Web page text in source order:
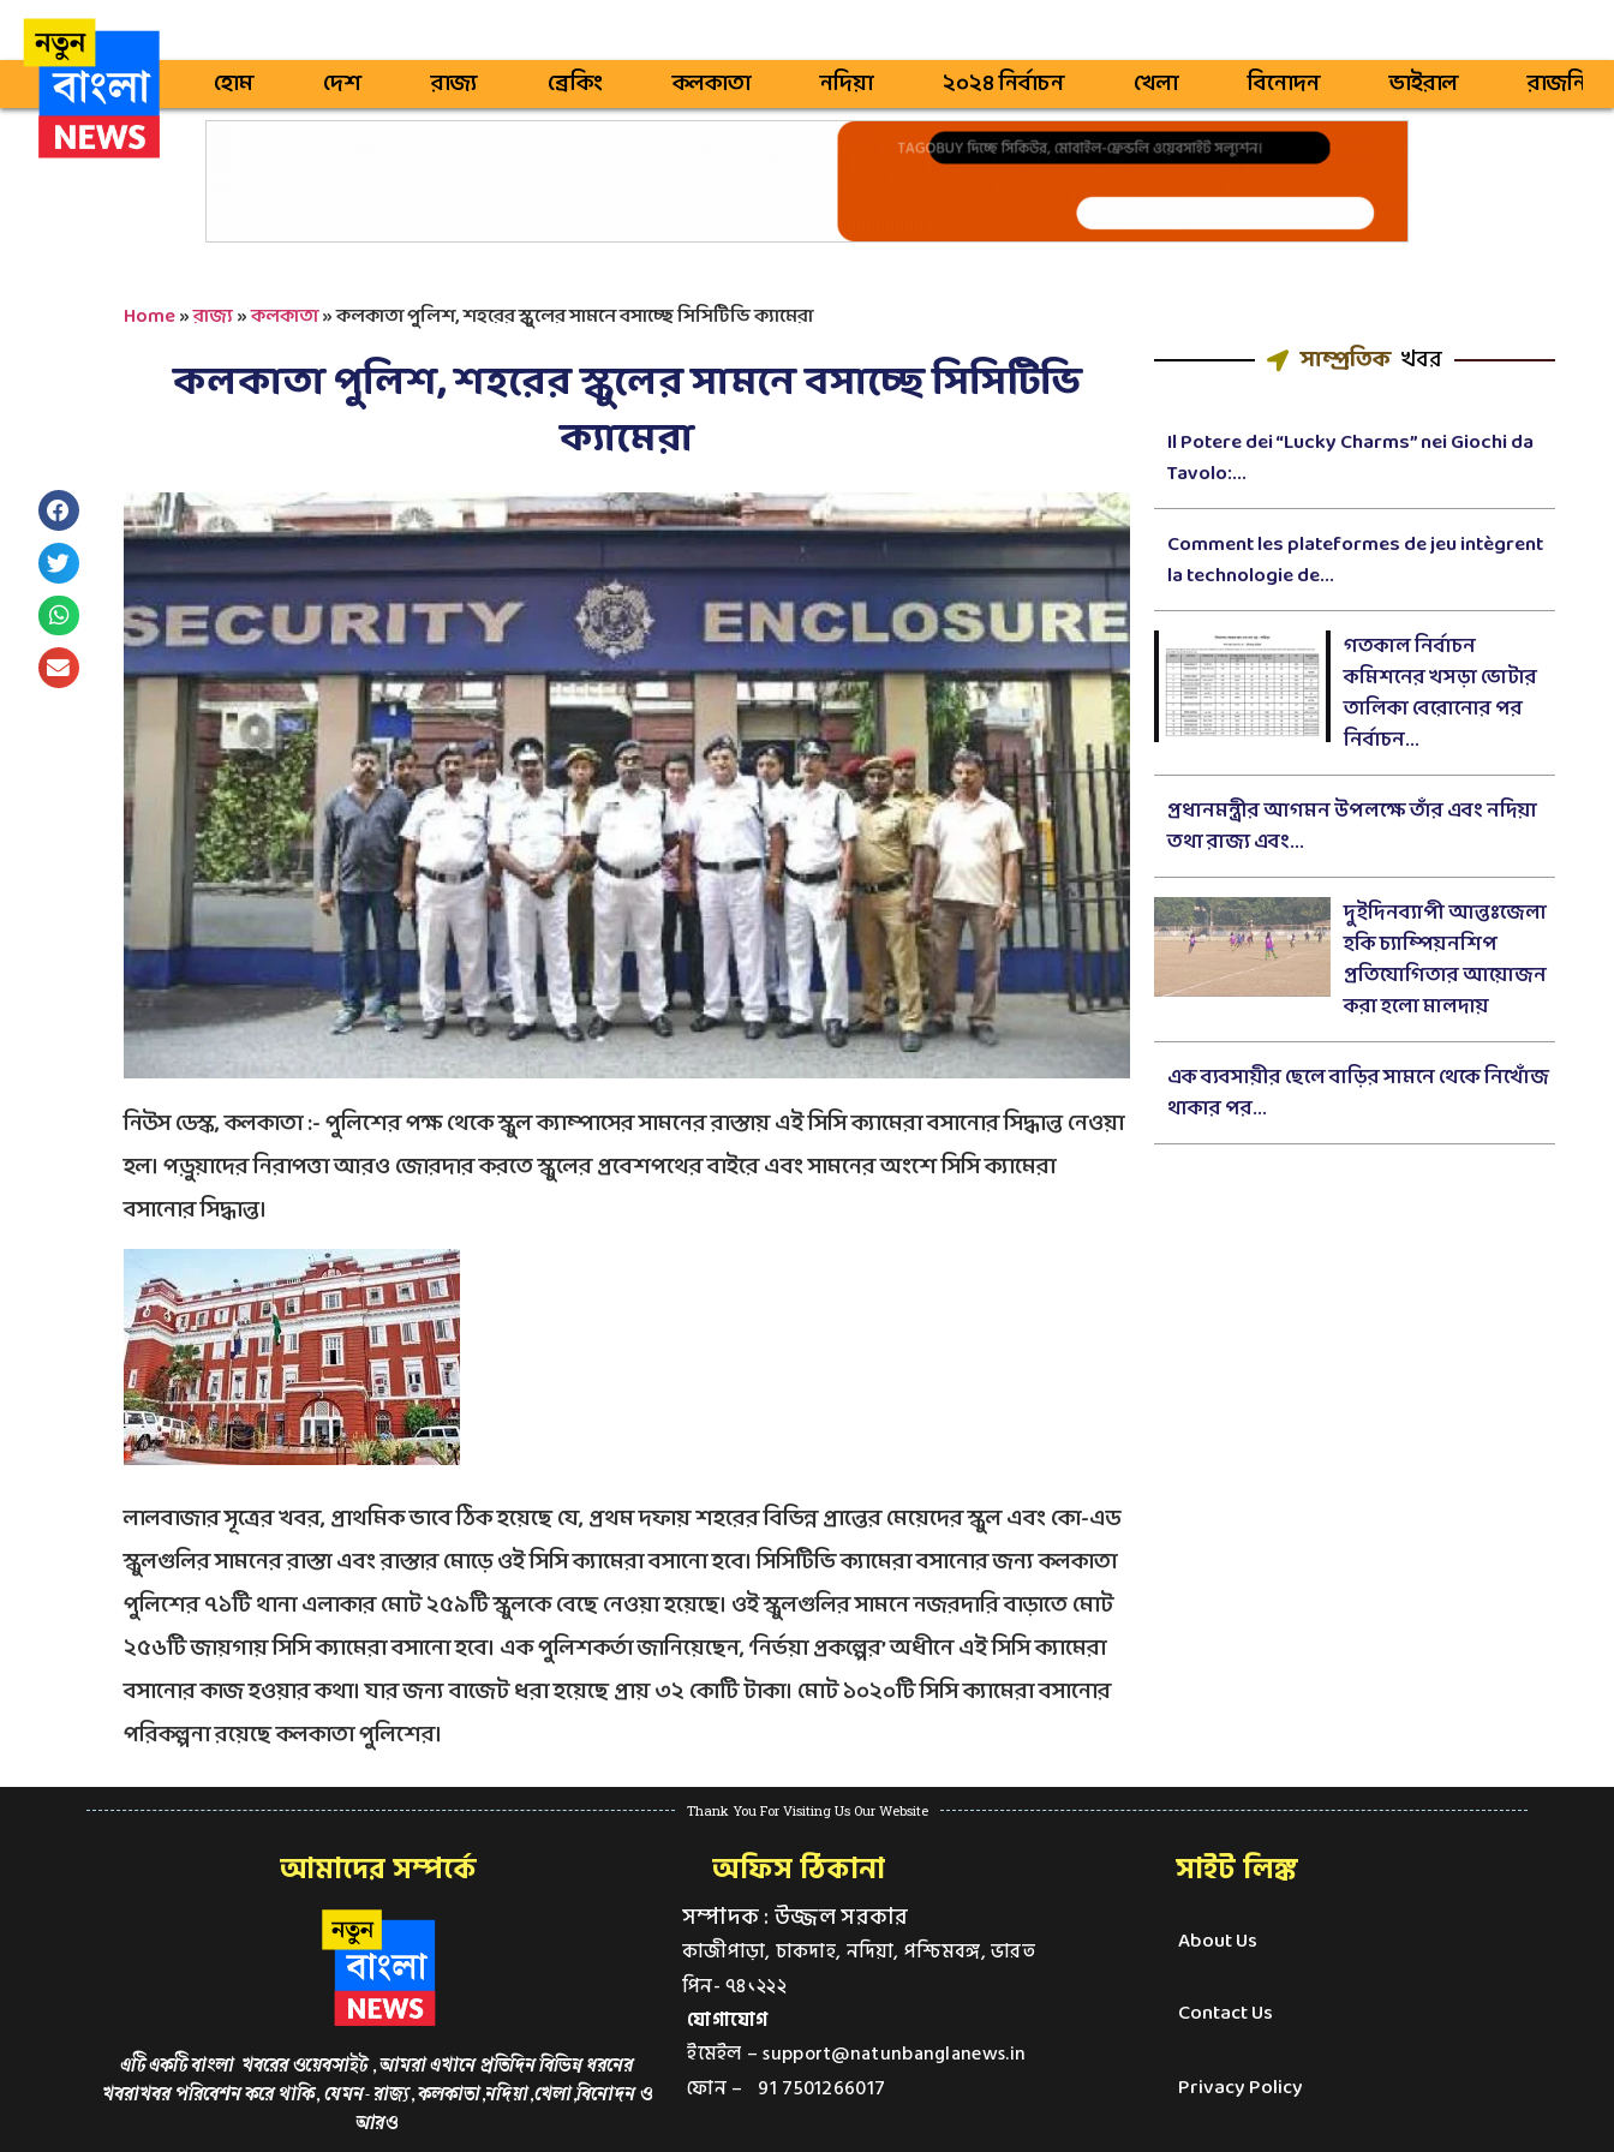
হোম দেশ রাজ্য ব্রেকিং কলকাতা নদিয়া ২০২৪ নির্বাচন খেলা বিনোদন ভাইরাল রাজনিতি
Home»রাজ্য»কলকাতা»কলকাতা পুলিশ, শহরের স্কুলের সামনে বসাচ্ছে সিসিটিভি ক্যামেরা
কলকাতা পুলিশ, শহরের স্কুলের সামনে বসাচ্ছে সিসিটিভি
ক্যামেরা
নিউস ডেস্ক, কলকাতা :- পুলিশের পক্ষ থেকে স্কুল ক্যাম্পাসের সামনের রাস্তায় এই সিসি ক্যামেরা বসানোর সিদ্ধান্ত নেওয়া
হল। পড়ুয়াদের নিরাপত্তা আরও জোরদার করতে স্কুলের প্রবেশপথের বাইরে এবং সামনের অংশে সিসি ক্যামেরা
বসানোর সিদ্ধান্ত।
লালবাজার সূত্রের খবর, প্রাথমিক ভাবে ঠিক হয়েছে যে, প্রথম দফায় শহরের বিভিন্ন প্রান্তের মেয়েদের স্কুল এবং কো-এড
স্কুলগুলির সামনের রাস্তা এবং রাস্তার মোড়ে ওই সিসি ক্যামেরা বসানো হবে। সিসিটিভি ক্যামেরা বসানোর জন্য কলকাতা
পুলিশের ৭১টি থানা এলাকার মোট ২৫৯টি স্কুলকে বেছে নেওয়া হয়েছে। ওই স্কুলগুলির সামনে নজরদারি বাড়াতে মোট
২৫৬টি জায়গায় সিসি ক্যামেরা বসানো হবে। এক পুলিশকর্তা জানিয়েছেন, ‘নির্ভয়া প্রকল্পের’ অধীনে এই সিসি ক্যামেরা
বসানোর কাজ হওয়ার কথা। যার জন্য বাজেট ধরা হয়েছে প্রায় ৩২ কোটি টাকা। মোট ১০২০টি সিসি ক্যামেরা বসানোর
পরিকল্পনা রয়েছে কলকাতা পুলিশের।
সাম্প্রতিক খবর
Il Potere dei “Lucky Charms” nei Giochi da
Tavolo:...
Comment les plateformes de jeu intègrent
la technologie de...
গতকাল নির্বাচন
কমিশনের খসড়া ভোটার
তালিকা বেরোনোর পর
নির্বাচন...
প্রধানমন্ত্রীর আগমন উপলক্ষে তাঁর এবং নদিয়া
তথা রাজ্য এবং...
দুইদিনব্যাপী আন্তঃজেলা
হকি চ্যাম্পিয়নশিপ
প্রতিযোগিতার আয়োজন
করা হলো মালদায়
এক ব্যবসায়ীর ছেলে বাড়ির সামনে থেকে নিখোঁজ
থাকার পর...
Thank You For Visiting Us Our Website
আমাদের সম্পর্কে
এটি একটি বাংলা খবরের ওয়েবসাইট , আমরা এখানে প্রতিদিন বিভিন্ন ধরনের
খবরাখবর পরিবেশন করে থাকি, যেমন- রাজ্য, কলকাতা,নদিয়া,খেলা,বিনোদন ও
আরও
অফিস ঠিকানা
সম্পাদক : উজ্জল সরকার
কাজীপাড়া, চাকদাহ, নদিয়া, পশ্চিমবঙ্গ, ভারত
পিন- ৭৪১২২২
যোগাযোগ
ইমেইল – support@natunbanglanews.in
ফোন – 91 7501266017
সাইট লিঙ্ক
About Us
Contact Us
Privacy Policy